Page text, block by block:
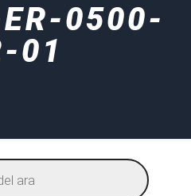
0500-
01